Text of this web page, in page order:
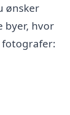
ønsker
byer, hvor
fotografer: